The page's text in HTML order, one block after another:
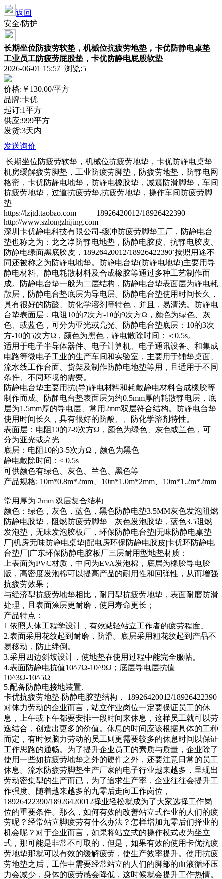
返回
安全/防护
长期坐位防疲劳软垫，机械位抗疲劳地垫，卡优防静电桌垫
工业员工防疲劳屁股垫，卡优防静电屁股软垫
2026-06-01 15:57 浏览:5
价格: ￥130.00/平方
品牌:卡优
起订:1平方
供应:999平方
发货:3天内
发送询价
长期坐位防疲劳软垫，机械位抗疲劳地垫，卡优防静电桌垫
机房缓解疲劳脚垫，工业防疲劳脚垫，防疲劳地垫，防静电网
格帘，卡优防静电地垫，防静电橡胶垫，减震防滑脚垫，车间
抗疲劳地垫，过道抗疲劳垫,抗疲劳地垫，操作车间防疲劳脚
垫
https://lzjtd.taobao.com 18926420012/18926422390
http://www.szlongzhijing.com
深圳卡优静电科技有限公司-缓冲防疲劳脚垫工厂，防静电台
垫也称之为：龙之净防静电地垫，防静电胶皮、抗静电胶皮、
防静电绿面黑底胶皮，18926420012/18926422390‘按照用途不
同还被称之为防静电地垫。防静电台垫(防静电地垫)主要用导
静电材料、静电耗散材料及合成橡胶等通过多种工艺制作而
成。防静电台垫一般为二层结构，防静电台垫表面层为静电耗
散层，防静电台垫底层为导电层。防静电台垫使用时间长久，
具有很好的防酸、防化学溶剂等特色，并且，易清洗。防静电
台垫表面层：电阻10的7次方-10的9次方Ω，颜色为绿色、灰
色、或蓝色，可分为亚光或亮光。防静电台垫底层：10的3次
方-10的5次方Ω，颜色为黑色，静电散除时间：＜0.5s。
适用于电子半导体器件、电子计算机、电子通讯设备、和集成
电路等微电子工业的生产车间和实验室，主要用于铺垫桌面、
流水线工作台面、货架及制作防静电地垫等用，且适用于不同
条件、不同环境的需要。
防静电台垫主要用抗(导)静电材料和耗散静电材料合成橡胶等
制作而成。防静电台垫表面层为约0.5mm厚的耗散静电层，底
层为1.5mm厚的导电层、常用2mm双层符合结构。防静电台垫
使用时间长久，具有很好的防酸、、防化学溶剂特性。
表面层：电阻10的7-9次方Ω，颜色为绿色、灰色或兰色，可
分为亚光或亮光
底层：电阻10的3-5次方Ω，颜色为黑色
静电散除时间：< 0.5s
可供颜色有绿色、灰色、兰色、黑色等
产品规格: 10m*0.8m*2mm、10m*1.0m*2mm、10m*1.2m*2mm
常用厚为 2mm 双层复合结构
颜色：绿色，灰色，蓝色，黑色防静电垫3.5MM灰色发泡阻燃
防静电胶垫，阻燃防疲劳脚垫，灰色发泡胶垫，蓝色3.5阻燃
发泡垫，无味发泡胶板厂，环保防静电台垫|无味防静电桌垫
厂|机房无味防静电桌垫|配电房环保防静电胶皮|卡优环防静电
台垫厂|广东环保防静电胶板厂三层耐用型地垫材质：
上表面为PVC材质，中间为EVA发泡棉，底层为橡胶导电胶
版，高密度发泡棉可以提高产品的耐用性和回弹性，从而增强
抗疲劳效果；
与经济型抗疲劳地垫相比，耐用型抗疲劳地垫，表面耐磨防滑
处理，且表面涂层更耐磨，使用寿命更长；
产品特点：
1.依照人体工程学设计，有效减轻站立工作者的疲劳程度。
2.表面采用花纹起到耐磨，防滑。底层采用粗花纹起到产品不
易移动，防止绊倒。
3.采用四边斜坡设计，使地垫在使用过程中能完全服帖。
4.表面防静电抗值10^7Ω-10^9Ω；底层导电层抗值
10^3Ω-10^5Ω
5.配备防静电接地装置.
卡优抗疲劳地垫-防静电胶垫结构， 18926420012/18926422390
对体力劳动的企业而言，站立作业岗位一定要保证员工的休
息，上午或下午都要安排一段时间来休息，这样员工就可以劳
逸结合，创造出更多的价值。休息的时间应该根据具体的工种
而定，有时候脑力劳动的员工则更需要较多的休息时间以保证
工作思路的通畅。为了提升企业员工的素质与质量，企业除了
使用一些如抗疲劳地垫之外的硬件之外，还要注意日常的员工
休息。流水防疲劳脚垫生产厂家的电子行业越来越多，呈现出
劳动密集型的生产而已，为了追求生产率，企业往往会提升工
作强度。随着越来越多的九零后走向工作岗位，
18926422390/18926420012择业轻松就成为了大家选择工作岗
位的重要条件。那么，如何有效的改善站立式作业的人们的疲
劳呢？经常站立脚疲劳有什么办法？怎样增加九零后们择业的
机会呢？对于企业而言，如果将站立式的操作模式改为坐立
式，那可能是非常不可取的，但是，如果有效的使用卡优抗疲
劳地垫那就可以有效的缓解疲劳，使生产效率提升。使用抗疲
劳地垫之后，工作中需要经常站立的人们的脚部的血液循环压
力会减少，身体的疲劳感会降低，这时候就会提升工作热情。